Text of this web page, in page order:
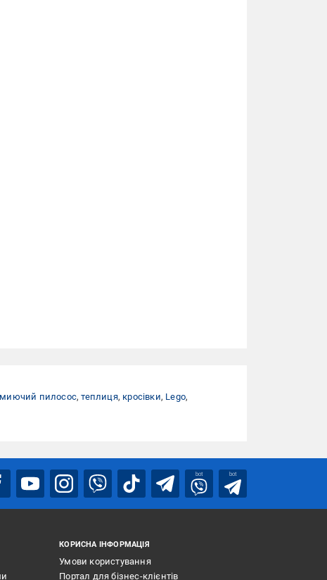
миючий пилосос,теплиця, кросівки, Lego,
bot bot
КОРИСНА ІНФОРМАЦІЯ
Умови користування
Портал для бізнес-клієнтів